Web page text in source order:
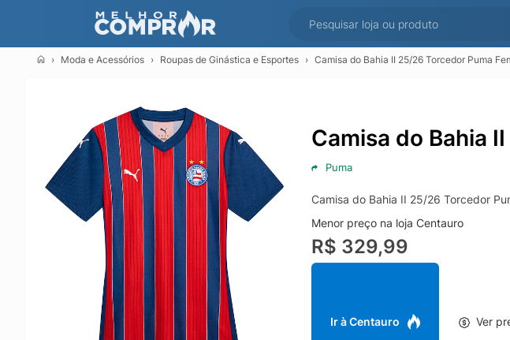
Moda e Acessórios Roupas de Ginástica e Esportes Camisa do Bahia II 25/26 Torcedor Puma
Camisa do Bahia
Puma
Camisa do Bahia II 25/26 Torcedor
Menor preço na loja Centauro
R$ 329,99
Ir à Centauro Ver